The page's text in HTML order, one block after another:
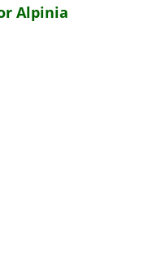
Alpinia